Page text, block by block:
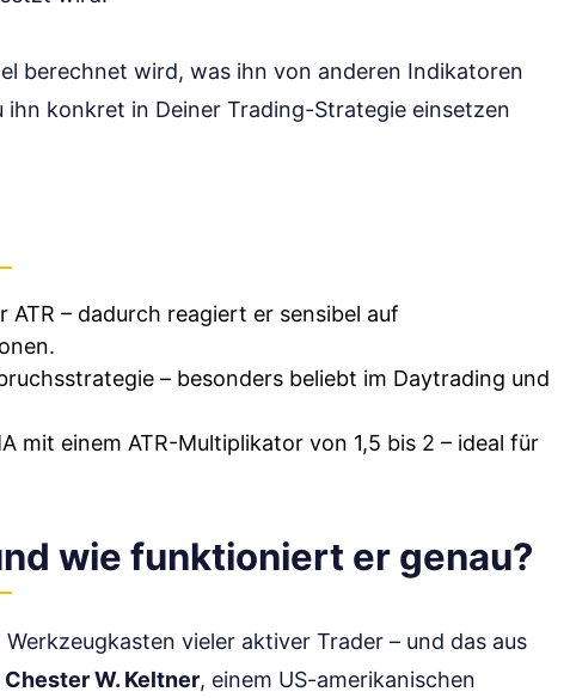
berechnet wird, was ihn von anderen Indikatoren
konkret in Deiner Trading-Strategie einsetzen
– dadurch reagiert er sensibel auf
– besonders beliebt im Daytrading und
mit einem ATR-Multiplikator von 1,5 bis 2 – ideal für
wie funktioniert er genau?
vieler aktiver Trader – und das aus
Chester W. Keltner, einem US-amerikanischen